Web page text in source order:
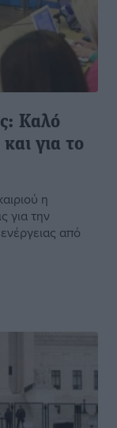
Καλό
για το
η
για την
από